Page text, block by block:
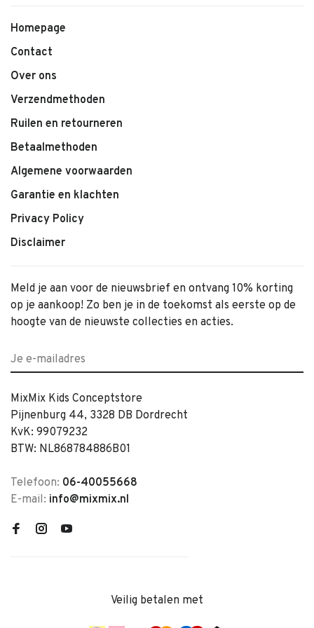
• Comfortabele pasvorm
• Geschikt voor dagelijks gebruik
• Makkelijk te combineren
Homepage
Contact
Over ons
Verzendmethoden
Ruilen en retourneren
Betaalmethoden
Algemene voorwaarden
Garantie en klachten
Privacy Policy
Disclaimer
Meld je aan voor de nieuwsbrief en ontvang 10% korting
op je aankoop! Zo ben je in de toekomst als eerste op de
hoogte van de nieuwste collecties en acties.
MixMix Kids Conceptstore
Pijnenburg 44, 3328 DB Dordrecht
KvK: 99079232
BTW: NL868784886B01
Telefoon: 06-40055668
E-mail: info@mixmix.nl
Veilig betalen met